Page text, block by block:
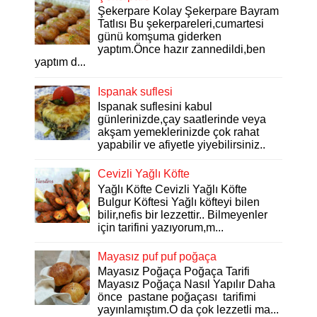
Şekerpare Kolay Şekerpare Bayram
Tatlısı Bu şekerpareleri,cumartesi
günü komşuma giderken
yaptım.Önce hazır zannedildi,ben
yaptım d...
Ispanak suflesi
Ispanak suflesini kabul
günlerinizde,çay saatlerinde veya
akşam yemeklerinizde çok rahat
yapabilir ve afiyetle yiyebilirsiniz..
Cevizli Yağlı Köfte
Yağlı Köfte Cevizli Yağlı Köfte
Bulgur Köftesi Yağlı köfteyi bilen
bilir,nefis bir lezzettir.. Bilmeyenler
için tarifini yazıyorum,m...
Mayasız puf puf poğaça
Mayasız Poğaça Poğaça Tarifi
Mayasız Poğaça Nasıl Yapılır Daha
önce pastane poğaçası tarifimi
yayınlamıştım.O da çok lezzetli ma...